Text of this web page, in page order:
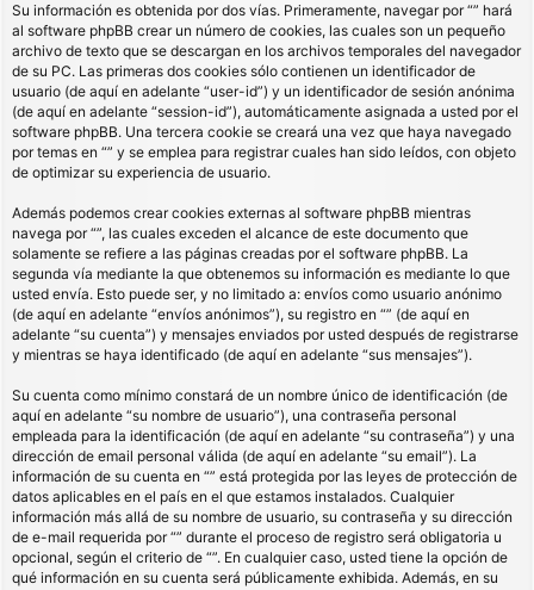
Su información es obtenida por dos vías. Primeramente, navegar por “” hará
al software phpBB crear un número de cookies, las cuales son un pequeño
archivo de texto que se descargan en los archivos temporales del navegador
de su PC. Las primeras dos cookies sólo contienen un identificador de
usuario (de aquí en adelante “user-id”) y un identificador de sesión anónima
(de aquí en adelante “session-id”), automáticamente asignada a usted por el
software phpBB. Una tercera cookie se creará una vez que haya navegado
por temas en “” y se emplea para registrar cuales han sido leídos, con objeto
de optimizar su experiencia de usuario.
Además podemos crear cookies externas al software phpBB mientras
navega por “”, las cuales exceden el alcance de este documento que
solamente se refiere a las páginas creadas por el software phpBB. La
segunda vía mediante la que obtenemos su información es mediante lo que
usted envía. Esto puede ser, y no limitado a: envíos como usuario anónimo
(de aquí en adelante “envíos anónimos”), su registro en “” (de aquí en
adelante “su cuenta”) y mensajes enviados por usted después de registrarse
y mientras se haya identificado (de aquí en adelante “sus mensajes”).
Su cuenta como mínimo constará de un nombre único de identificación (de
aquí en adelante “su nombre de usuario”), una contraseña personal
empleada para la identificación (de aquí en adelante “su contraseña”) y una
dirección de email personal válida (de aquí en adelante “su email”). La
información de su cuenta en “” está protegida por las leyes de protección de
datos aplicables en el país en el que estamos instalados. Cualquier
información más allá de su nombre de usuario, su contraseña y su dirección
de e-mail requerida por “” durante el proceso de registro será obligatoria u
opcional, según el criterio de “”. En cualquier caso, usted tiene la opción de
qué información en su cuenta será públicamente exhibida. Además, en su